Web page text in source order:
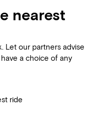
nearest
Let our partners advise
a choice of any
ride